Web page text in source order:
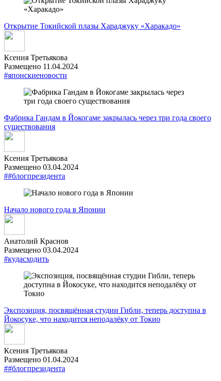
Открытие Токийской плазы Хараджуку «Харакадо»
Ксения Третьякова
Размещено 11.04.2024
#японскиеновости
Фабрика Гандам в Йокогаме закрылась через три года своего
существования
Ксения Третьякова
Размещено 03.04.2024
##блогпрезидента
Начало нового года в Японии
Анатолий Краснов
Размещено 03.04.2024
#кудасходить
Экспозиция, посвящённая студии Гибли, теперь доступна в
Йокосуке, что находится неподалёку от Токио
Ксения Третьякова
Размещено 01.04.2024
##блогпрезидента